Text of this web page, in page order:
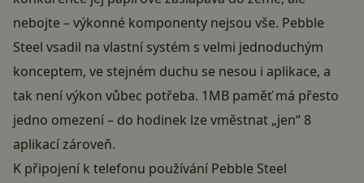
nebojte – výkonné komponenty nejsou vše. Pebble
Steel vsadil na vlastní systém s velmi jednoduchým
konceptem, ve stejném duchu se nesou i aplikace, a
tak není výkon vůbec potřeba. 1MB paměť má přesto
jedno omezení – do hodinek lze vměstnat „jen“ 8
aplikací zároveň.
K připojení k telefonu používání Pebble Steel